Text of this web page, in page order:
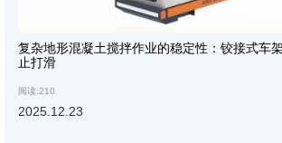
复杂地形混凝土搅拌作业的稳定性：铰接式车
止打滑
阅读:210
2025.12.23